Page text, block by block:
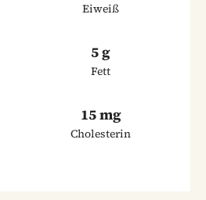
Eiweiß
5 g
Fett
15 mg
Cholesterin